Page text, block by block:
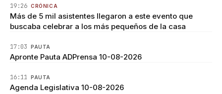
19:26 CRÓNICA
Más de 5 mil asistentes llegaron a este evento que
buscaba celebrar a los más pequeños de la casa
17:03 PAUTA
Apronte Pauta ADPrensa 10-08-2026
16:11 PAUTA
Agenda Legislativa 10-08-2026